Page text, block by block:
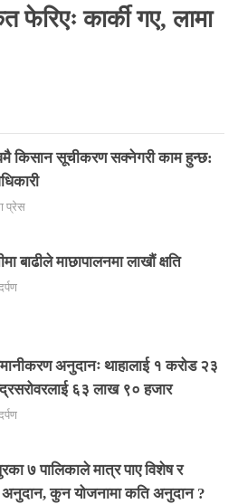
कार्की गए, लामा
किसान सूचीकरण सक्नेगरी काम हुन्छ:
प्रेस
बाढीले माछापालनमा लाखौं क्षति
अनुदानः थाहालाई १ करोड २३
६३ लाख ९० हजार
७ पालिकाले मात्र पाए विशेष र
कुन योजनामा कति अनुदान ?